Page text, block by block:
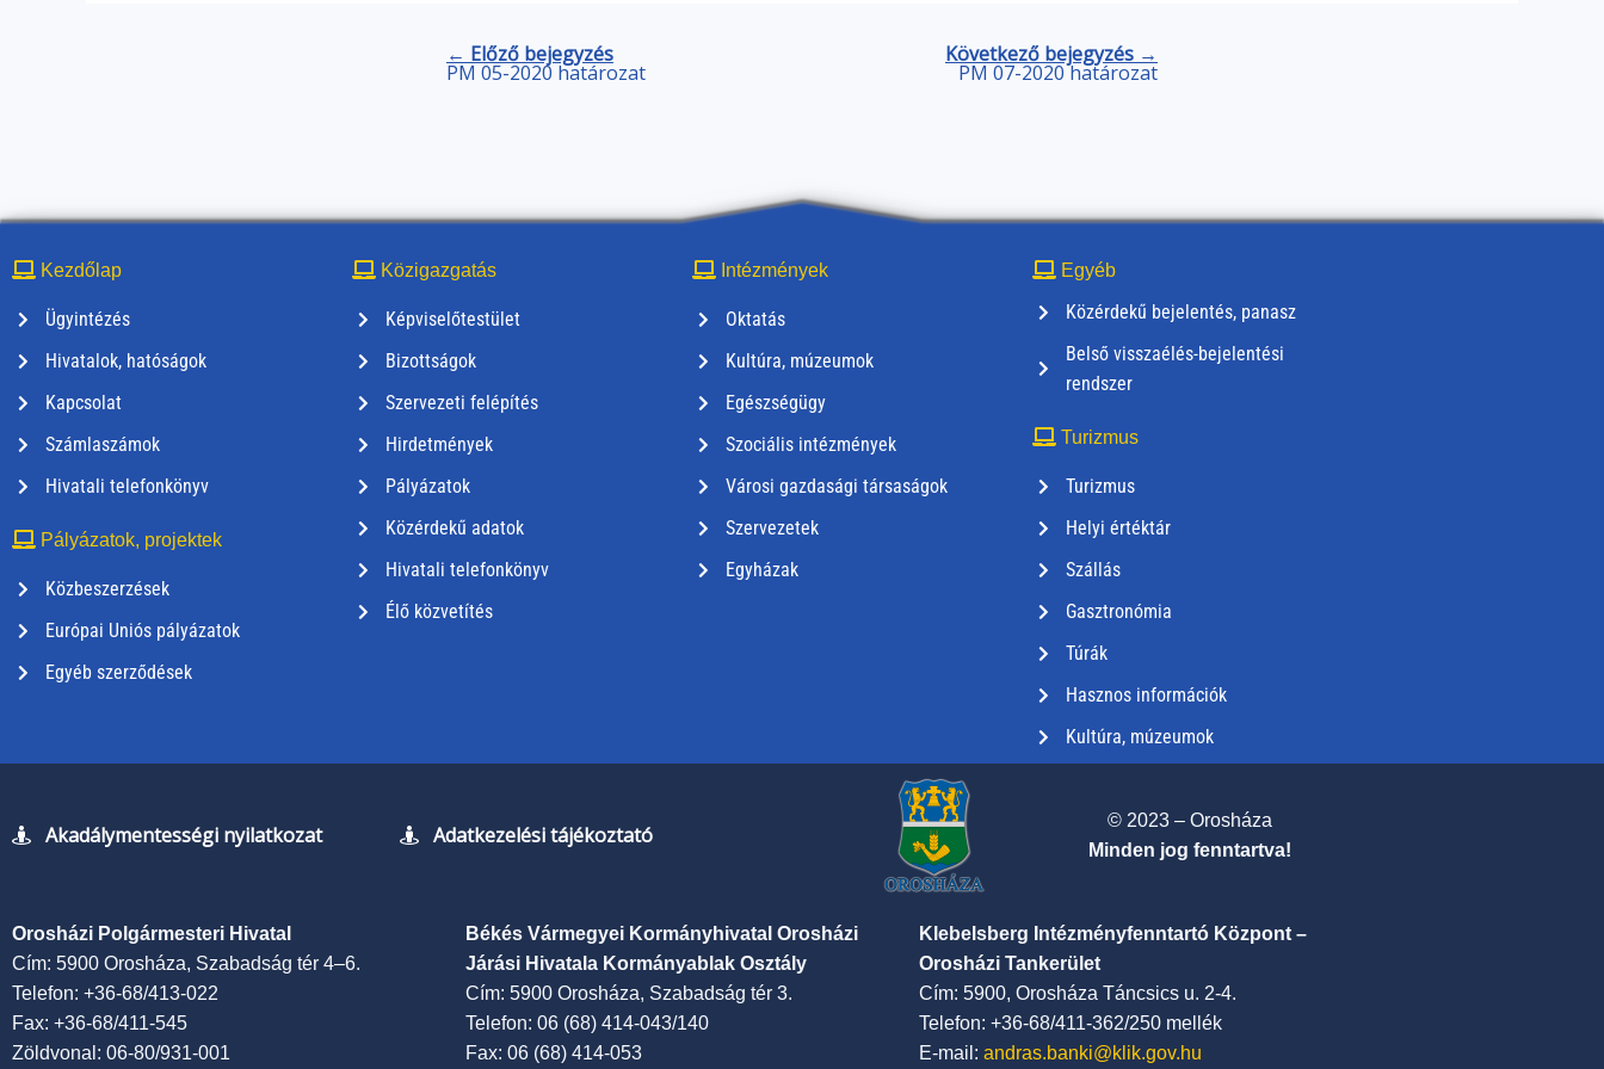
← Előző bejegyzés
PM 05-2020 határozat
Következő bejegyzés →
PM 07-2020 határozat
Kezdőlap
Ügyintézés
Hivatalok, hatóságok
Kapcsolat
Számlaszámok
Hivatali telefonkönyv
Pályázatok, projektek
Közbeszerzések
Európai Uniós pályázatok
Egyéb szerződések
Közigazgatás
Képviselőtestület
Bizottságok
Szervezeti felépítés
Hirdetmények
Pályázatok
Közérdekű adatok
Hivatali telefonkönyv
Élő közvetítés
Intézmények
Oktatás
Kultúra, múzeumok
Egészségügy
Szociális intézmények
Városi gazdasági társaságok
Szervezetek
Egyházak
Egyéb
Közérdekű bejelentés, panasz
Belső visszaélés-bejelentési
rendszer
Turizmus
Turizmus
Helyi értéktár
Szállás
Gasztronómia
Túrák
Hasznos információk
Kultúra, múzeumok
Akadálymentességi nyilatkozat Adatkezelési tájékoztató
© 2023 – Orosháza
Minden jog fenntartva!
Orosházi Polgármesteri Hivatal
Cím: 5900 Orosháza, Szabadság tér 4–6.
Telefon: +36-68/413-022
Fax: +36-68/411-545
Zöldvonal: 06-80/931-001
Békés Vármegyei Kormányhivatal Orosházi
Járási Hivatala Kormányablak Osztály
Cím: 5900 Orosháza, Szabadság tér 3.
Telefon: 06 (68) 414-043/140
Fax: 06 (68) 414-053
Klebelsberg Intézményfenntartó Központ –
Orosházi Tankerület
Cím: 5900, Orosháza Táncsics u. 2-4.
Telefon: +36-68/411-362/250 mellék
E-mail: andras.banki@klik.gov.hu